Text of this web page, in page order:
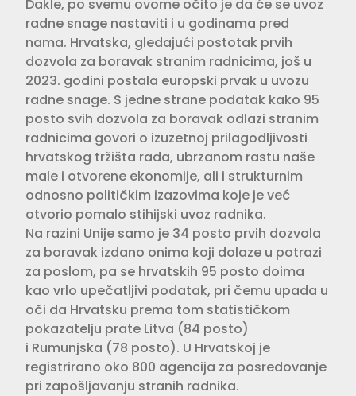
Dakle, po svemu ovome očito je da će se uvoz
radne snage nastaviti i u godinama pred
nama. Hrvatska, gledajući postotak prvih
dozvola za boravak stranim radnicima, još u
2023. godini postala europski prvak u uvozu
radne snage. S jedne strane podatak kako 95
posto svih dozvola za boravak odlazi stranim
radnicima govori o izuzetnoj prilagodljivosti
hrvatskog tržišta rada, ubrzanom rastu naše
male i otvorene ekonomije, ali i strukturnim
odnosno političkim izazovima koje je već
otvorio pomalo stihijski uvoz radnika.
Na razini Unije samo je 34 posto prvih dozvola
za boravak izdano onima koji dolaze u potrazi
za poslom, pa se hrvatskih 95 posto doima
kao vrlo upečatljivi podatak, pri čemu upada u
oči da Hrvatsku prema tom statističkom
pokazatelju prate Litva (84 posto)
i Rumunjska (78 posto). U Hrvatskoj je
registrirano oko 800 agencija za posredovanje
pri zapošljavanju stranih radnika.